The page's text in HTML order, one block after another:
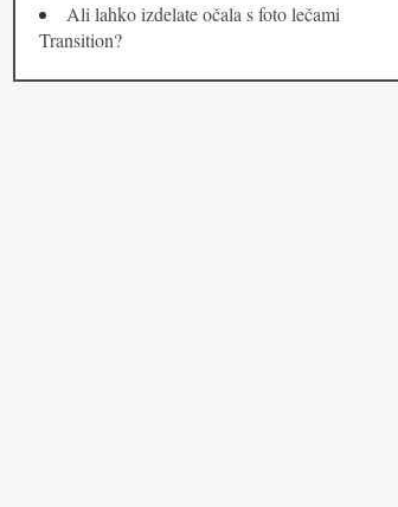
Ali lahko izdelate očala s foto lečami
Transition?